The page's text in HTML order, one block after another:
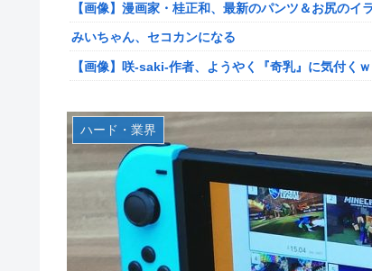
韓国人「超巨大台風13号ドルフィンが90度直角カ
出した直近の台風進路図がこちらです‥」
車大手工場にも女性・高齢者…軽作業ラインやスポ
キャデラックF1、致命的なブレーキ問題の原因が
【緊急】今の若者に急増している『コレ』依存、
アリスソフト「ランス10」ゲーム画面公開キター
【デレマス】 凛「なにこれ、蒼穹のファフナー？」
シュート選手が結婚を発表、ネモ選手とウメハラ選
【画像】漫画家・桂正和、最新のパンツ＆お尻の
みいちゃん、セコカンになる
【画像】咲-saki-作者、ようやく『奇乳』に気付く
【艦これ】けーかいじん 他
【艦これ】E5ヌルイとかいう風説には騙されない
新台スマスロ『Lやじきた道中記参る』評判＆感想
スイカ取りこぼし注意 etc…
【画像】影山優佳さん(25)、下着姿であたシコが止
京大病院、手術ミスで50代女性患者を「植物状態
ハード・業界